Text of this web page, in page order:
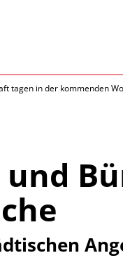
tagen in der kommenden
und